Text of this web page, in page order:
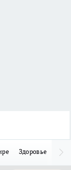
Здоровье